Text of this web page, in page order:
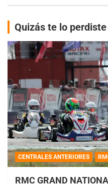
Quizás te lo perdiste
CENTRALES ANTERIORES
RMC GRAND